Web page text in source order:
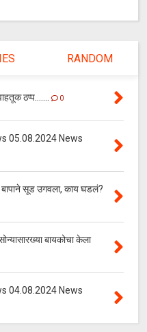
RANDOM
ठप्प....... 0
05.08.2024 News
बापाने सूड उगवला, काय घडलं?
बायकोचा केला
04.08.2024 News